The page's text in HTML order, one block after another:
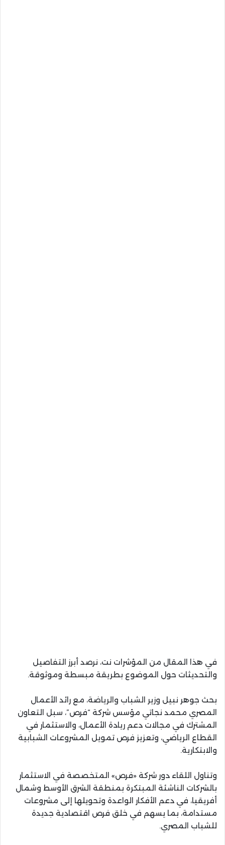
في هذا المقال من المؤشرات نت، نرصد أبرز التفاصيل
والتحديثات حول الموضوع بطريقة مبسطة وموثوقة.
بحث جوهر نبيل وزير الشباب والرياضة، مع رائد الأعمال
المصري محمد نجاتي مؤسس شركة “فرص”، سبل التعاون
المشترك في مجالات دعم ريادة الأعمال، والاستثمار في
القطاع الرياضي، وتعزيز فرص تمويل المشروعات الشبابية
والابتكارية.
وتناول اللقاء دور شركة «فرص» المتخصصة في الاستثمار
بالشركات الناشئة المبتكرة بمنطقة الشرق الأوسط وشمال
أفريقيا، في دعم الأفكار الواعدة وتحويلها إلى مشروعات
مستدامة، بما يسهم في خلق فرص اقتصادية جديدة
للشباب المصري.